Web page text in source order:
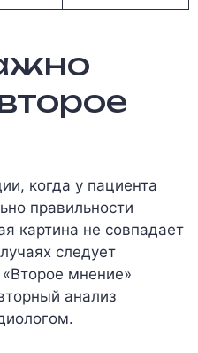
когда у пациента
правильности
картина не совпадает
следует
«Второе мнение»
анализ